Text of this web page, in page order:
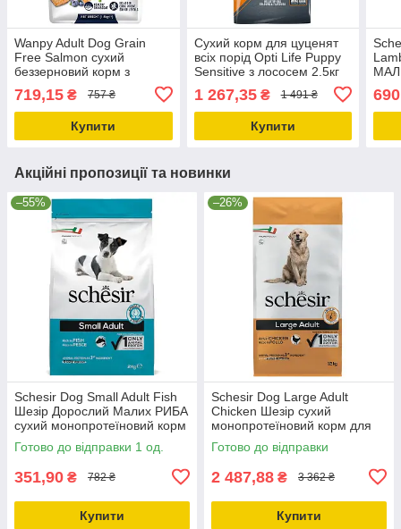
Wanpy Adult Dog Grain
Free Salmon сухий
беззерновий корм з
лососем для собак Ванпі
1,5кг DFF-03-1,5
719,15 ₴ 757 ₴
Купити
Сухий корм для цуценят
всіх порід Opti Life Puppy
Sensitive з лососем 2.5кг
1 267,35₴ 1 491 ₴
Купити
для
Акційні пропозиції та новинки
–55%
Schesir Dog Small Adult Fish
Шезір Дорослий Малих РИБА
сухий монопротеїновий корм
для собак Малих порід
2кг_ДО 11.10.25
Готово до відправки 1 од.
351,90 ₴ 782 ₴
Купити
–26%
Schesir Dog Large Adult
Chicken Шезір сухий
монопротеїновий корм для
собак великих порід 12кг
Готово до відправки
2 487,88 ₴ 3 362 ₴
Купити